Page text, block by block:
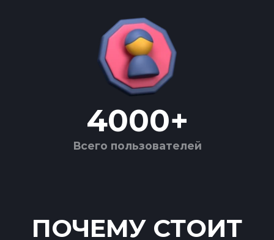
4000+
Всего пользователей
ПОЧЕМУ СТОИТ